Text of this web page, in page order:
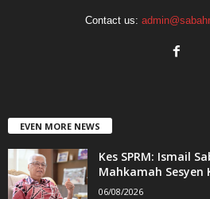
Contact us:
EVEN MORE NEWS
Kes SPRM: Ismail
Mahkamah Sesyen
06/08/2026